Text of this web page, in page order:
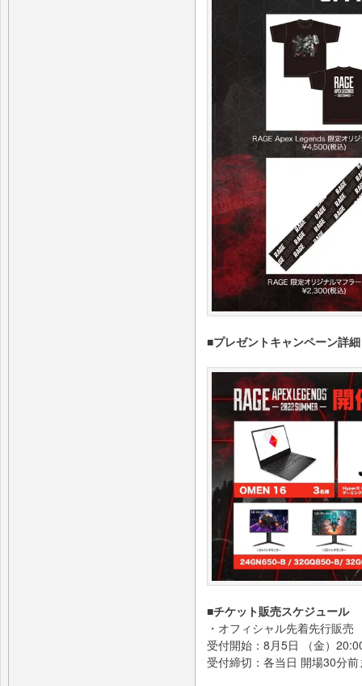
■プレゼントキャンペーン詳細
■チケット販売スケジュール
・オフィシャル先着先行販売
受付開始：8月5日 （金）
受付締切：各当日 開場30分前